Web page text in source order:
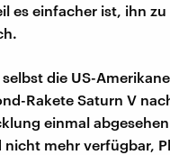
es einfacher ist, ihn zu
die US-
Rakete Saturn V
einmal
nicht mehr verfügbar,